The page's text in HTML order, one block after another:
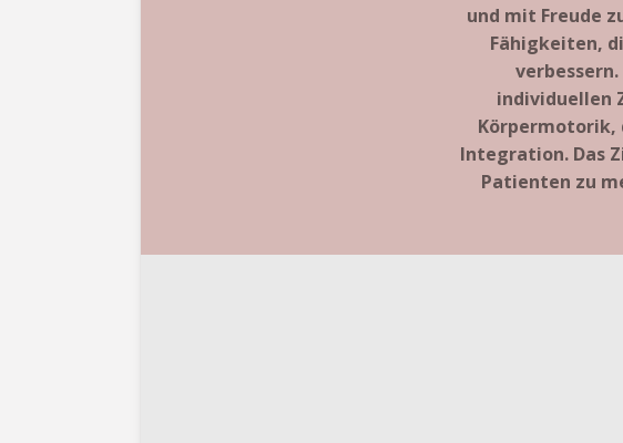
und mit Freude
Fähigkeiten,
individuellen
Körpermotorik,
Integration. Das
Patienten zu